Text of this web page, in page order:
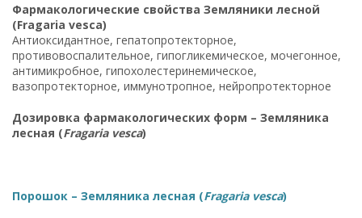
Фармакологические свойства Земляники лесной
(Fragaria vesca)
Антиоксидантное, гепатопротекторное,
противовоспалительное, гипогликемическое, мочегонное,
антимикробное, гипохолестеринемическое,
вазопротекторное, иммунотропное, нейропротекторное
Дозировка фармакологических форм – Земляника
лесная (Fragaria vesca)
Порошок – Земляника лесная (Fragaria vesca)